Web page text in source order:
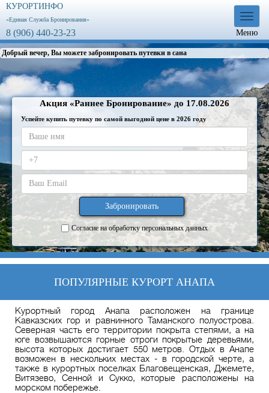
Меню
Меню
КУРОРТИНФО
«Единая Служба Бронирования»
8 (906) 440-23-23
Добрый вечер, Вы можете забронировать путевки в санатории. Для
Акция «Раннее Бронирование» до 17.08.2026
Успейте купить путевку по самой выгодной цене в 2026 году
Согласие на обработку персональных данных
ПОПУЛЯРНЫЕ КУРОРТ АНАПА
Курортный город Анапа расположен на границе
Кавказских гор и равнинного Таманского полуострова.
Северная часть его территории покрыта степями, а на
юге возвышаются горные отроги покрытые деревьями,
высота которых достигает 550 метров. Отдых в Анапе
возможен в нескольких местах - в городской черте, а
также в курортных поселках Благовещенская, Джемете,
Витязево, Сенной и Сукко, которые расположены на
морском побережье.